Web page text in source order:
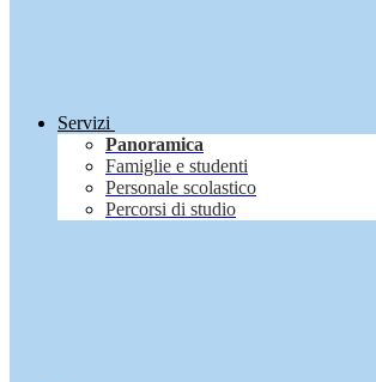
Servizi
Panoramica
Famiglie e studenti
Personale scolastico
Percorsi di studio